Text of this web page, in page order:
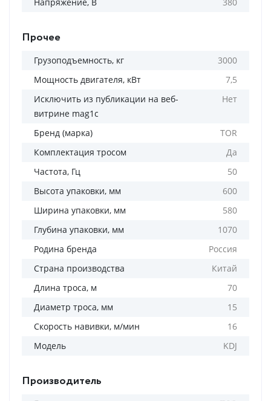
Прочее
Грузоподъемность, кг
3000
Мощность двигателя, кВт
7,5
Исключить из публикации на веб-
витрине mag1c
Нет
Бренд (марка)
TOR
Комплектация тросом
Да
Частота, Гц
50
Высота упаковки, мм
600
Ширина упаковки, мм
580
Глубина упаковки, мм
1070
Родина бренда
Россия
Страна производства
Китай
Длина троса, м
70
Диаметр троса, мм
15
Скорость навивки, м/мин
16
Модель
KDJ
Производитель